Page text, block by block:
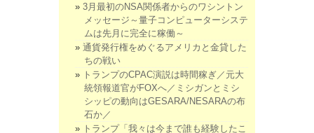
3月最初のNSA関係者からのワシントン
メッセージ～量子コンピューターシステ
ムは先月に完全に稼働～
通貨発行権をめぐるアメリカと金貸した
ちの戦い
トランプのCPAC演説は時間稼ぎ／元大
統領報道官がFOXへ／ミシガンとミシ
シッピの動向はGESARA/NESARAの布
石か／
トランプ「我々は今まで誰も経験したこ